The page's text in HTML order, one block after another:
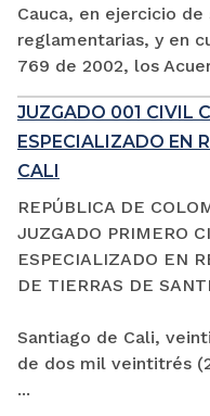
Cauca, en ejercicio
reglamentarias, y en
769 de 2002, los
JUZGADO 001 CIVIL
ESPECIALIZADO EN
CALI
REPÚBLICA DE
JUZGADO PRIMERO
ESPECIALIZADO EN
DE TIERRAS DE
Santiago de Cali,
de dos mil veintitrés
...